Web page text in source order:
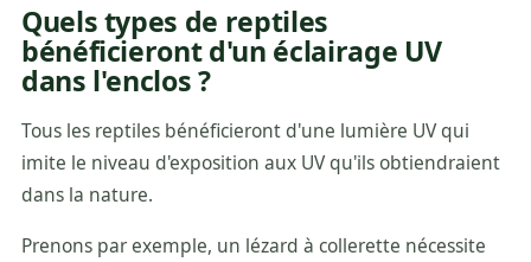
Quels types de reptiles
bénéficieront d'un éclairage UV
dans l'enclos ?
Tous les reptiles bénéficieront d'une lumière UV qui
imite le niveau d'exposition aux UV qu'ils obtiendraient
dans la nature.
Prenons par exemple, un lézard à collerette nécessite